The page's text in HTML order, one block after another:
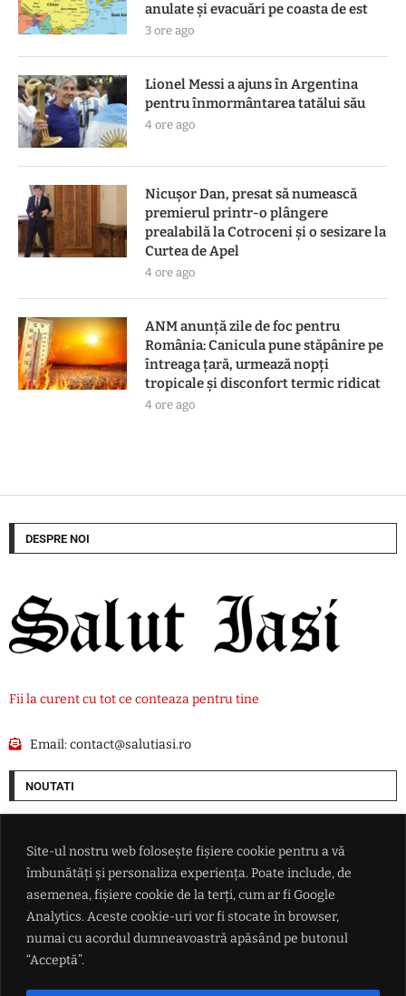
Site-ul nostru web folosește fișiere cookie pentru a vă
îmbunătăți și personaliza experiența. Poate include, de
asemenea, fișiere cookie de la terți, cum ar fi Google
Analytics. Aceste cookie-uri vor fi stocate în browser,
numai cu acordul dumneavoastră apăsând pe butonul
“Acceptă”.
anulate și evacuări pe coasta de est
3 ore ago
Lionel Messi a ajuns în Argentina
pentru înmormântarea tatălui său
4 ore ago
Nicușor Dan, presat să numească
premierul printr-o plângere
prealabilă la Cotroceni și o sesizare la
Curtea de Apel
4 ore ago
ANM anunță zile de foc pentru
România: Canicula pune stăpânire pe
întreaga țară, urmează nopți
tropicale și disconfort termic ridicat
4 ore ago
DESPRE NOI
Fii la curent cu tot ce conteaza pentru tine
Email:contact@salutiasi.ro
NOUTATI
China se pregătește pentru taifunul Dolphin: peste 1.500 de zboruri
anulate și evacuări pe coasta de est
Lionel Messi a ajuns în Argentina pentru înmormântarea tatălui său